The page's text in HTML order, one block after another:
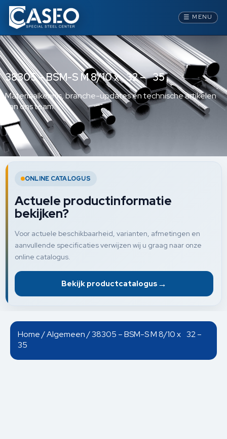
☰ MENU
38305 – BSM-S M 8/10 x 32 – 35
Materiaalkennis, branche-updates en technische artikelen
van ons team.
ONLINE CATALOGUS
Actuele productinformatie
bekijken?
Voor actuele beschikbaarheid, varianten, afmetingen en
aanvullende specificaties verwijzen wij u graag naar onze
online catalogus.
Bekijk productcatalogus →
Home/Algemeen/ 38305 – BSM-S M 8/10 x 32 –
35